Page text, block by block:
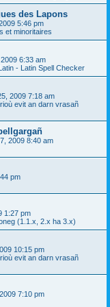
des Lapons
5:46 pm
et minoritaires
6:33 am
- Latin Spell Checker
2009 7:18 am
evit an darn vrasañ
2009 8:40 am
pm
1:27 pm
(1.1.x, 2.x ha 3.x)
10:15 pm
evit an darn vrasañ
7:10 pm